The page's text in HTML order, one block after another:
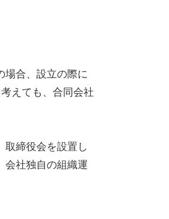
場合、設立の際に
えても、合同会社
取締役会を設置し
会社独自の組織運